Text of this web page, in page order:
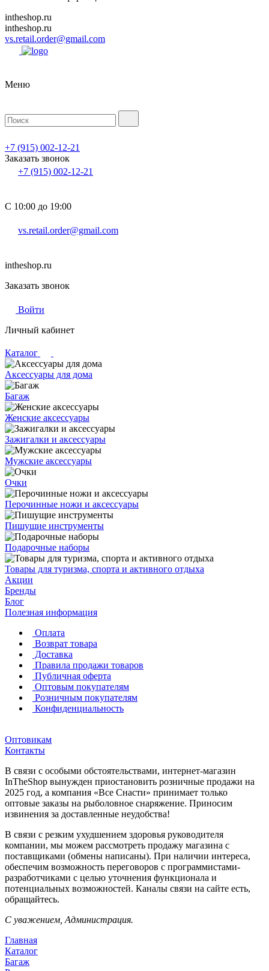
intheshop.ru
intheshop.ru
vs.retail.order@gmail.com
Меню
+7 (915) 002-12-21
Заказать звонок
+7 (915) 002-12-21
С 10:00 до 19:00
vs.retail.order@gmail.com
intheshop.ru
Заказать звонок
Войти
Личный кабинет
Каталог
Аксессуары для дома
Багаж
Женские аксессуары
Зажигалки и аксессуары
Мужские аксессуары
Очки
Перочинные ножи и аксессуары
Пишущие инструменты
Подарочные наборы
Товары для туризма, спорта и активного отдыха
Акции
Бренды
Блог
Полезная информация
Оплата
Возврат товара
Доставка
Правила продажи товаров
Публичная оферта
Оптовым покупателям
Розничным покупателям
Конфиденциальность
Оптовикам
Контакты
В связи с особыми обстоятельствами, интернет-магазин
InTheShop вынужден приостановить розничные продажи на
2025 год, а компания «Все Снасти» принимает только
оптовые заказы на рыболовное снаряжение. Приносим
извинения за доставленные неудобства!
В связи с резким ухудшением здоровья руководителя
компании, мы можем рассмотреть продажу магазина с
поставщиками (обмены написаны). При наличии интереса,
обеспечим возможность переговоров с программистами-
разработчиками с целью уточнения функционала и
потенциальных возможностей. Каналы связи на сайте есть,
обращайтесь.
С уважением, Администрация.
Главная
Каталог
Багаж